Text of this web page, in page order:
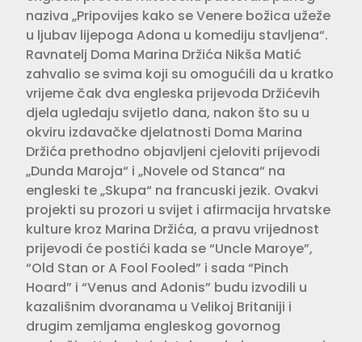
naziva „Pripovijes kako se Venere božica užeže
u ljubav lijepoga Adona u komediju stavljena“.
Ravnatelj Doma Marina Držića Nikša Matić
zahvalio se svima koji su omogućili da u kratko
vrijeme čak dva engleska prijevoda Držićevih
djela ugledaju svijetlo dana, nakon što su u
okviru izdavačke djelatnosti Doma Marina
Držića prethodno objavljeni cjeloviti prijevodi
„Dunda Maroja“ i „Novele od Stanca“ na
engleski te „Skupa“ na francuski jezik. Ovakvi
projekti su prozori u svijet i afirmacija hrvatske
kulture kroz Marina Držića, a pravu vrijednost
prijevodi će postići kada se “Uncle Maroye”,
“Old Stan or A Fool Fooled” i sada “Pinch
Hoard” i “Venus and Adonis” budu izvodili u
kazališnim dvoranama u Velikoj Britaniji i
drugim zemljama engleskog govornog